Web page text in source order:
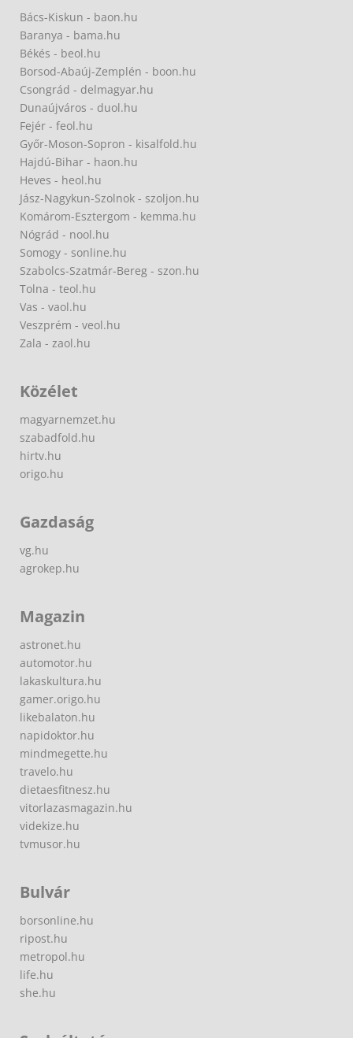
Bács-Kiskun - baon.hu
Baranya - bama.hu
Békés - beol.hu
Borsod-Abaúj-Zemplén - boon.hu
Csongrád - delmagyar.hu
Dunaújváros - duol.hu
Fejér - feol.hu
Győr-Moson-Sopron - kisalfold.hu
Hajdú-Bihar - haon.hu
Heves - heol.hu
Jász-Nagykun-Szolnok - szoljon.hu
Komárom-Esztergom - kemma.hu
Nógrád - nool.hu
Somogy - sonline.hu
Szabolcs-Szatmár-Bereg - szon.hu
Tolna - teol.hu
Vas - vaol.hu
Veszprém - veol.hu
Zala - zaol.hu
Közélet
magyarnemzet.hu
szabadfold.hu
hirtv.hu
origo.hu
Gazdaság
vg.hu
agrokep.hu
Magazin
astronet.hu
automotor.hu
lakaskultura.hu
gamer.origo.hu
likebalaton.hu
napidoktor.hu
mindmegette.hu
travelo.hu
dietaesfitnesz.hu
vitorlazasmagazin.hu
videkize.hu
tvmusor.hu
Bulvár
borsonline.hu
ripost.hu
metropol.hu
life.hu
she.hu